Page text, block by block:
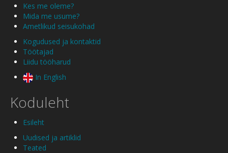
Kes me oleme?
Mida me usume?
Ametlikud seisukohad
Kogudused ja kontaktid
Töötajad
Liidu tööharud
In English
Koduleht
Esileht
Uudised ja artiklid
Teated